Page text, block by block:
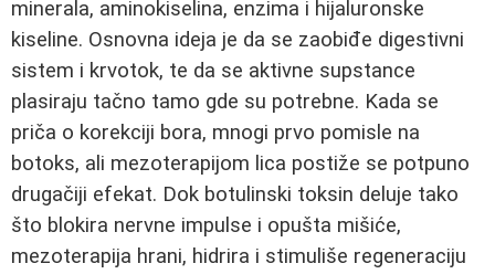
minerala, aminokiselina, enzima i hijaluronske
kiseline. Osnovna ideja je da se zaobiđe digestivni
sistem i krvotok, te da se aktivne supstance
plasiraju tačno tamo gde su potrebne. Kada se
priča o korekciji bora, mnogi prvo pomisle na
botoks, ali mezoterapijom lica postiže se potpuno
drugačiji efekat. Dok botulinski toksin deluje tako
što blokira nervne impulse i opušta mišiće,
mezoterapija hrani, hidrira i stimuliše regeneraciju